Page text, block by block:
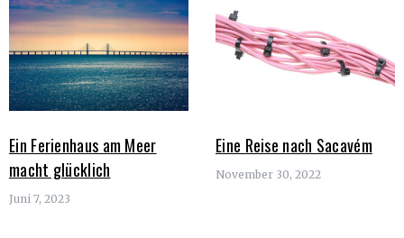
Ein Ferienhaus am Meer
macht glücklich
Juni 7, 2023
Eine Reise nach Sacavém
November 30, 2022